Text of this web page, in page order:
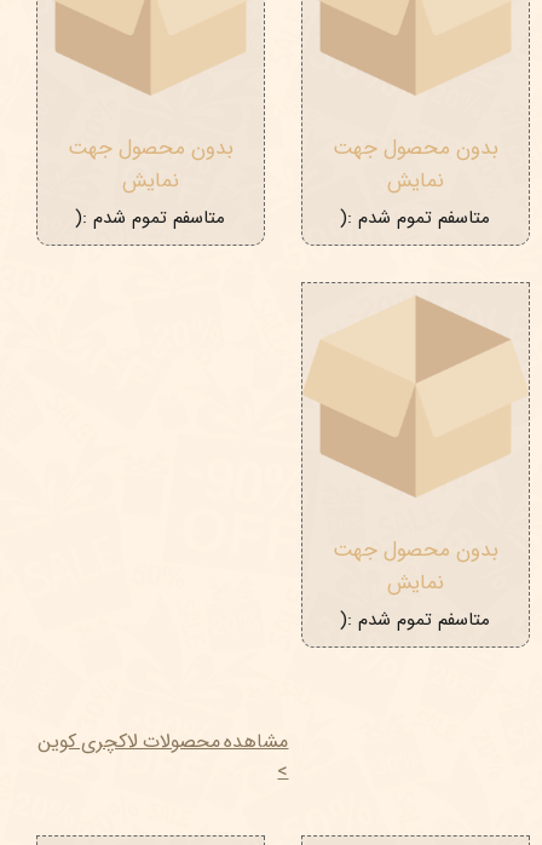
بدون محصول جهت
نمایش
متاسفم تموم شدم :(
بدون محصول جهت
نمایش
متاسفم تموم شدم :(
بدون محصول جهت
نمایش
متاسفم تموم شدم :(
مشاهده محصولات لاکچری کوین
>